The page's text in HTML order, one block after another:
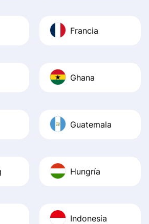
Francia
Ghana
Guatemala
Hungría
Indonesia